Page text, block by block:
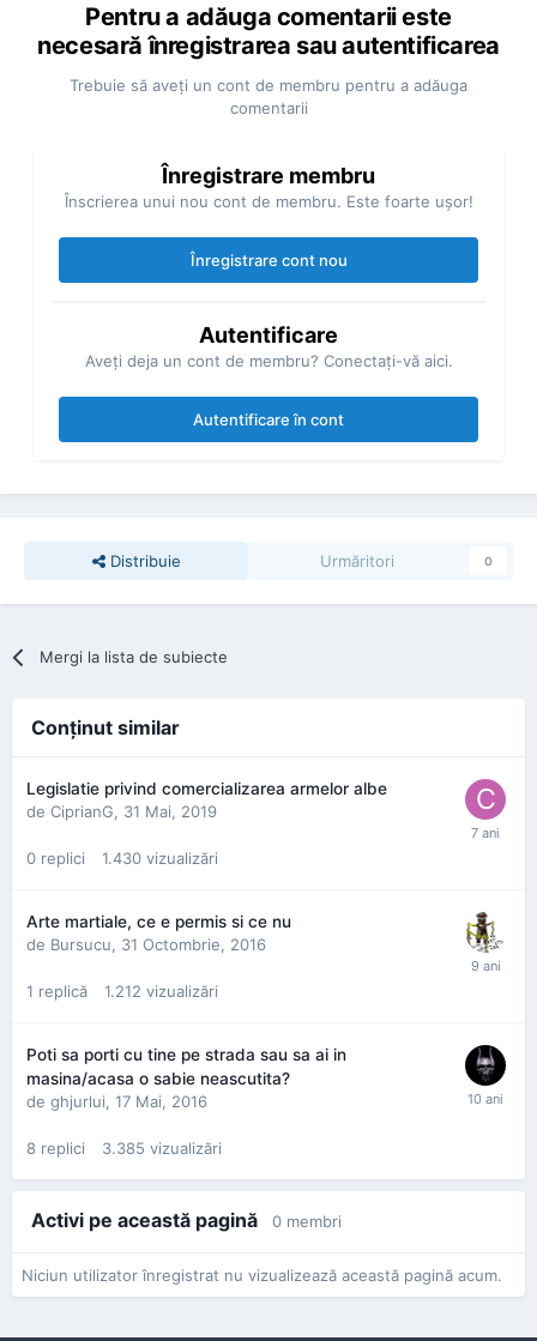
Pentru a adăuga comentarii este
necesară înregistrarea sau autentificarea
Trebuie să aveţi un cont de membru pentru a adăuga
comentarii
Înregistrare membru
Înscrierea unui nou cont de membru. Este foarte uşor!
Înregistrare cont nou
Autentificare
Aveţi deja un cont de membru? Conectaţi-vă aici.
Autentificare în cont
Distribuie Urmăritori 0
Mergi la lista de subiecte
Conţinut similar
Legislatie privind comercializarea armelor albe
de CiprianG, 31 Mai, 2019
0 replici 1.430 vizualizări
Arte martiale, ce e permis si ce nu
de Bursucu, 31 Octombrie, 2016
1 replică 1.212 vizualizări
Poti sa porti cu tine pe strada sau sa ai in
masina/acasa o sabie neascutita?
de ghjurlui, 17 Mai, 2016
8 replici 3.385 vizualizări
Activi pe această pagină 0 membri
Niciun utilizator înregistrat nu vizualizează această pagină acum.